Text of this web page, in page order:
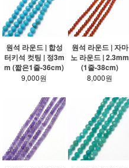
원석 라운드 | 합성
터키석 컷팅 | 정3m
m (짧은1줄-36cm)
9,000원
원석 라운드 | 자마
노 라운드 | 2.3mm
(1줄-38cm)
8,000원